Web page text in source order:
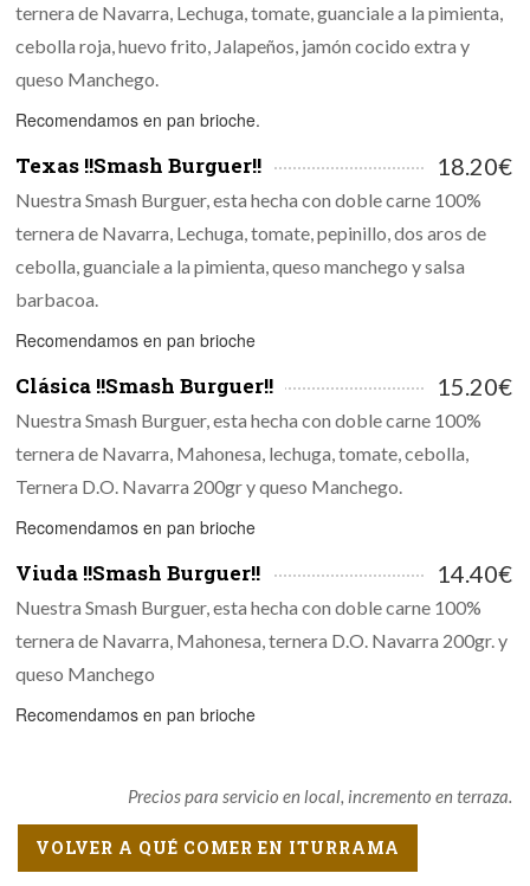
ternera de Navarra, Lechuga, tomate, guanciale a la pimienta,
cebolla roja, huevo frito, Jalapeños, jamón cocido extra y
queso Manchego.
Recomendamos en pan brioche.
Texas !!Smash Burguer!! 18.20€
Nuestra Smash Burguer, esta hecha con doble carne 100%
ternera de Navarra, Lechuga, tomate, pepinillo, dos aros de
cebolla, guanciale a la pimienta, queso manchego y salsa
barbacoa.
Recomendamos en pan brioche
Clásica !!Smash Burguer!! 15.20€
Nuestra Smash Burguer, esta hecha con doble carne 100%
ternera de Navarra, Mahonesa, lechuga, tomate, cebolla,
Ternera D.O. Navarra 200gr y queso Manchego.
Recomendamos en pan brioche
Viuda !!Smash Burguer!! 14.40€
Nuestra Smash Burguer, esta hecha con doble carne 100%
ternera de Navarra, Mahonesa, ternera D.O. Navarra 200gr. y
queso Manchego
Recomendamos en pan brioche
Precios para servicio en local, incremento en terraza.
VOLVER A QUÉ COMER EN ITURRAMA